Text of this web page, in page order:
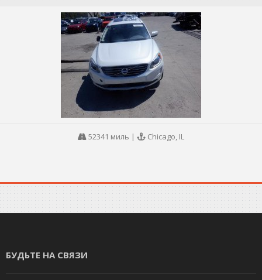
52341 миль | Chicago, IL
БУДЬТЕ НА СВЯЗИ